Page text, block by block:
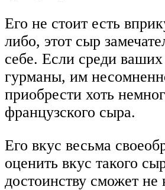
Его не стоит есть
либо, этот сыр
себе. Если среди ваших
гурманы, им
приобрести хоть
французского сыра.
Его вкус весьма
оценить вкус такого
достоинству сможет